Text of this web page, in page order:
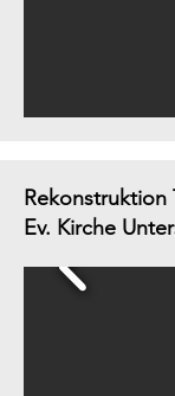
Rekonstruktion
Ev. Kirche